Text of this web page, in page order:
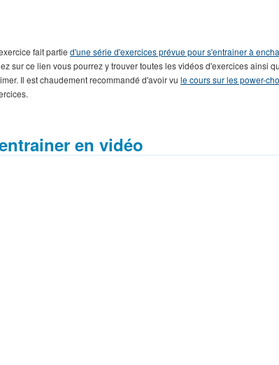
fait partie d'une série d'exercices prévue pour s'entrainer à
sur ce lien vous pourrez y trouver toutes les vidéos d'exercices ainsi
Il est chaudement recommandé d'avoir vu le cours sur les power-
en vidéo